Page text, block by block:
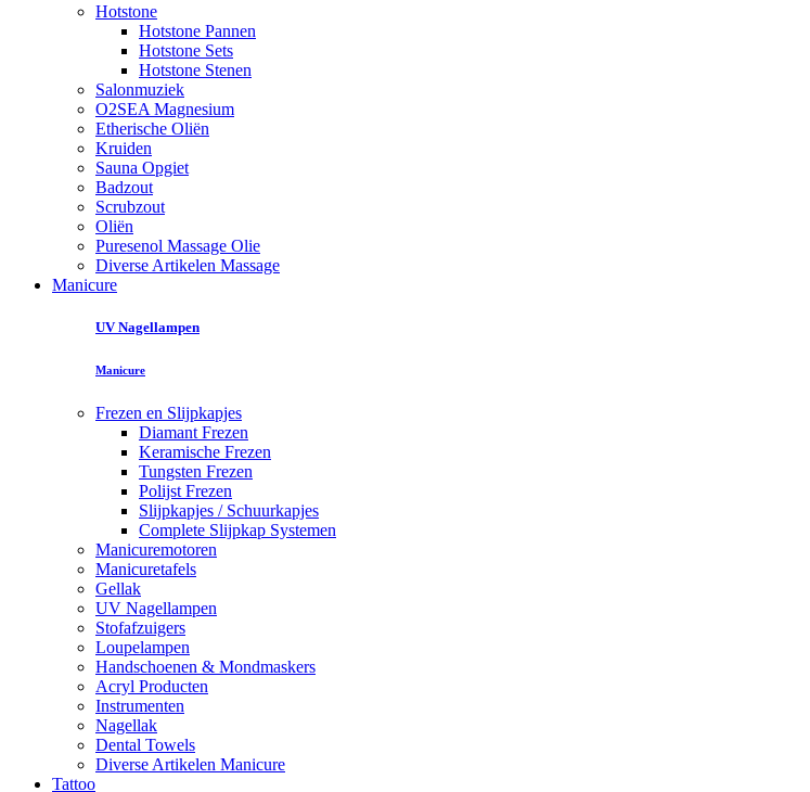
Hotstone
Hotstone Pannen
Hotstone Sets
Hotstone Stenen
Salonmuziek
O2SEA Magnesium
Etherische Oliën
Kruiden
Sauna Opgiet
Badzout
Scrubzout
Oliën
Puresenol Massage Olie
Diverse Artikelen Massage
Manicure
UV Nagellampen
Manicure
Frezen en Slijpkapjes
Diamant Frezen
Keramische Frezen
Tungsten Frezen
Polijst Frezen
Slijpkapjes / Schuurkapjes
Complete Slijpkap Systemen
Manicuremotoren
Manicuretafels
Gellak
UV Nagellampen
Stofafzuigers
Loupelampen
Handschoenen & Mondmaskers
Acryl Producten
Instrumenten
Nagellak
Dental Towels
Diverse Artikelen Manicure
Tattoo